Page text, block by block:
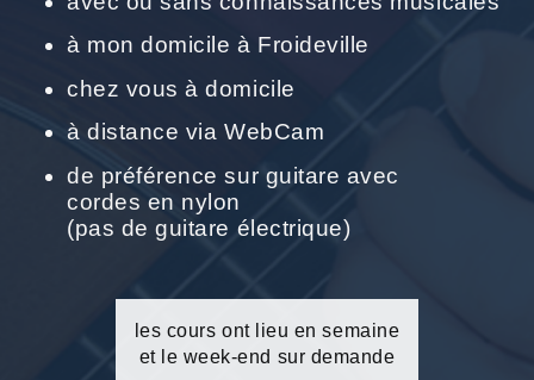
à mon domicile à Froideville
chez vous à domicile
à distance via WebCam
de préférence sur guitare avec
cordes en nylon
(pas de guitare électrique)
les cours ont lieu en semaine
et le week-end sur demande